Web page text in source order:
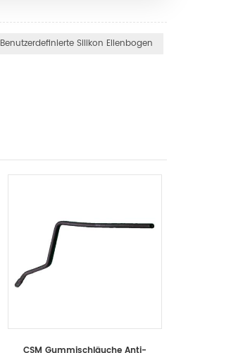
Benutzerdefinierte Silikon Ellenbogen